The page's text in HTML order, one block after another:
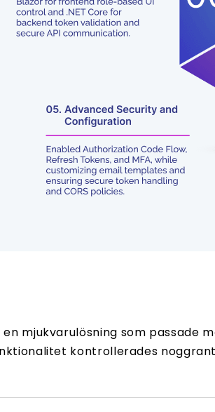
mjukvarulösning som
kontrollerades